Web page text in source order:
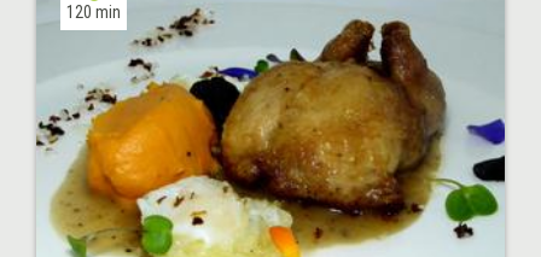
120 min